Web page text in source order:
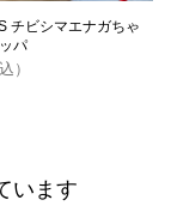
チビシマエナガちゃ
パ
）
います